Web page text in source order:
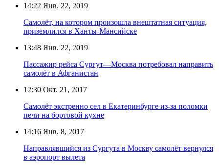
14:22 Янв. 22, 2019
Самолёт, на котором произошла внештатная ситуация,
приземлился в Ханты-Мансийске
13:48 Янв. 22, 2019
Пассажир рейса Сургут—Москва потребовал направить
самолёт в Афганистан
12:30 Окт. 21, 2017
Самолёт экстренно сел в Екатеринбурге из-за поломки
печи на бортовой кухне
14:16 Янв. 8, 2017
Направлявшийся из Сургута в Москву самолёт вернулся
в аэропорт вылета